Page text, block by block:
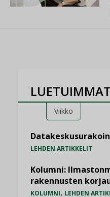
Viikko
LEHDEN ARTIKKELIT
Kolumni:
rakennusten
KOLUMNI, LEHDEN